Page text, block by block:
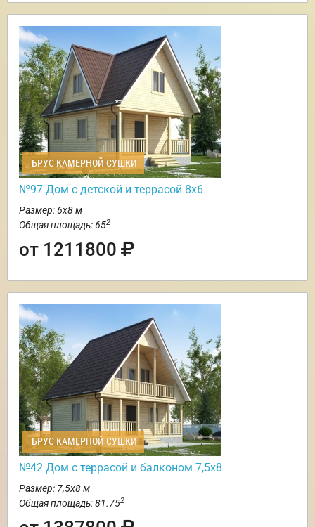
БРУС КАМЕРНОЙ СУШКИ
№97 Дом с детской и террасой 8х6
Размер: 6х8 м
Общая площадь: 652
от 1211800
БРУС КАМЕРНОЙ СУШКИ
№42 Дом с террасой и балконом 7,5х8
Размер: 7,5х8 м
Общая площадь: 81.752